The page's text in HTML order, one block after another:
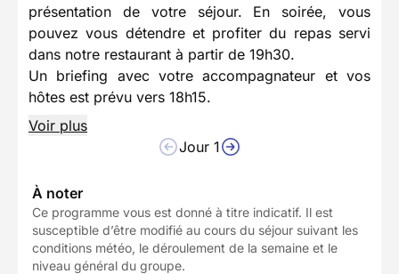
présentation de votre séjour. En soirée, vous
pouvez vous détendre et profiter du repas servi
dans notre restaurant à partir de 19h30.
Un briefing avec votre accompagnateur et vos
hôtes est prévu vers 18h15.
Voir plus
Jour 1
À noter
Ce programme vous est donné à titre indicatif. Il est
susceptible d’être modifié au cours du séjour suivant les
conditions météo, le déroulement de la semaine et le
niveau général du groupe.